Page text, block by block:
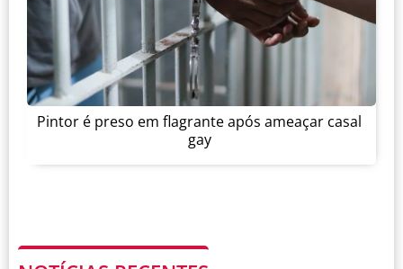
Pintor é preso em flagrante após ameaçar casal
gay